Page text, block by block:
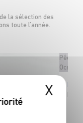
la sélection des
toute l’année.
Pêché
Océan
X